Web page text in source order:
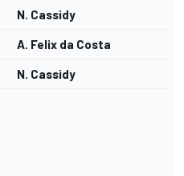
N. Cassidy
A. Felix da Costa
N. Cassidy